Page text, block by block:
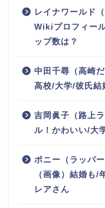
レイナワールド
Wikiプロフィー
ップ数は？
中田千尋（高崎
高校/大学/彼氏結
吉岡眞子（路上
ル！かわいい/大
ポニー（ラッパ
（画像）結婚も
レアさん